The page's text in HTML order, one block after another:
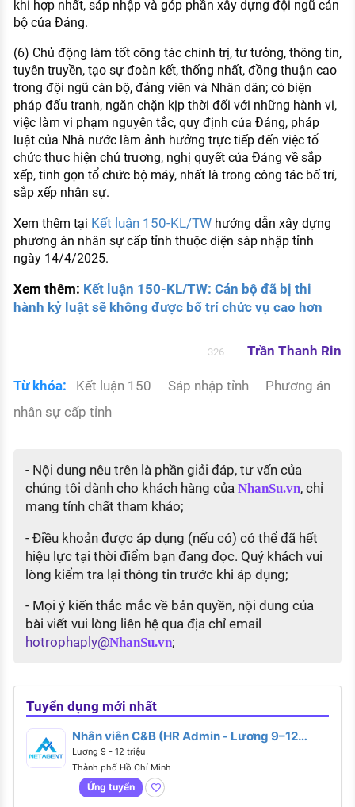
khi hợp nhất, sáp nhập và góp phần xây dựng đội ngũ cán
bộ của Đảng.
(6) Chủ động làm tốt công tác chính trị, tư tưởng, thông tin,
tuyên truyền, tạo sự đoàn kết, thống nhất, đồng thuận cao
trong đội ngũ cán bộ, đảng viên và Nhân dân; có biện
pháp đấu tranh, ngăn chặn kịp thời đối với những hành vi,
việc làm vi phạm nguyên tắc, quy định của Đảng, pháp
luật của Nhà nước làm ảnh hưởng trực tiếp đến việc tổ
chức thực hiện chủ trương, nghị quyết của Đảng về sắp
xếp, tinh gọn tổ chức bộ máy, nhất là trong công tác bố trí,
sắp xếp nhân sự.
Xem thêm tại Kết luận 150-KL/TWhướng dẫn xây dựng
phương án nhân sự cấp tỉnh thuộc diện sáp nhập tỉnh
ngày 14/4/2025.
Xem thêm: Kết luận 150-KL/TW: Cán bộ đã bị thi
hành kỷ luật sẽ không được bố trí chức vụ cao hơn
326 Trần Thanh Rin
Từ khóa: Kết luận 150 Sáp nhập tỉnh
Phương án
nhân sự cấp tỉnh
- Nội dung nêu trên là phần giải đáp, tư vấn của
chúng tôi dành cho khách hàng của NhanSu.vn, chỉ
mang tính chất tham khảo;
- Điều khoản được áp dụng (nếu có) có thể đã hết
hiệu lực tại thời điểm bạn đang đọc. Quý khách vui
lòng kiểm tra lại thông tin trước khi áp dụng;
- Mọi ý kiến thắc mắc về bản quyền, nội dung của
bài viết vui lòng liên hệ qua địa chỉ email
hotrophaply@NhanSu.vn;
Tuyển dụng mới nhất
Nhân viên C&B (HR Admin - Lương 9–12
Triệu)
Lương 9 - 12 triệu
Thành phố Hồ Chí Minh
Ứng tuyển